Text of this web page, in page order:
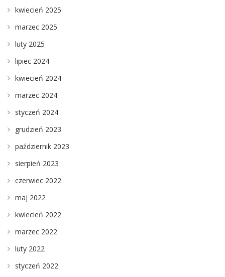
kwiecień 2025
marzec 2025
luty 2025
lipiec 2024
kwiecień 2024
marzec 2024
styczeń 2024
grudzień 2023
październik 2023
sierpień 2023
czerwiec 2022
maj 2022
kwiecień 2022
marzec 2022
luty 2022
styczeń 2022